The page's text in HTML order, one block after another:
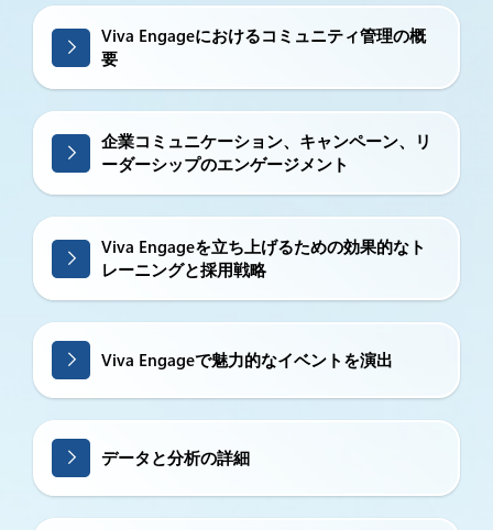
Viva Engageにおけるコミュニティ管理の概
要
企業コミュニケーション、キャンペーン、リ
ーダーシップのエンゲージメント
Viva Engageを立ち上げるための効果的なト
レーニングと採用戦略
Viva Engageで魅力的なイベントを演出
データと分析の詳細